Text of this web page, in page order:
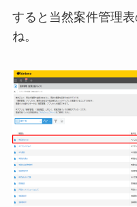
すると当然案件管理
ね。